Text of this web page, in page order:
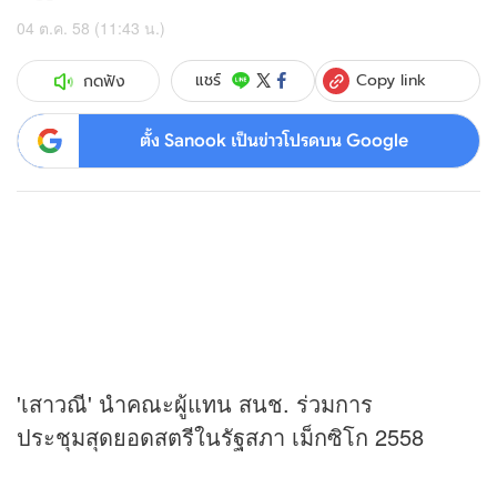
04 ต.ค. 58 (11:43 น.)
กดฟัง แชร์ Copy link
ตั้ง Sanook เป็นข่าวโปรดบน Google
'เสาวณี' นำคณะผู้แทน สนช. ร่วมการ
ประชุมสุดยอดสตรีในรัฐสภา เม็กซิโก 2558